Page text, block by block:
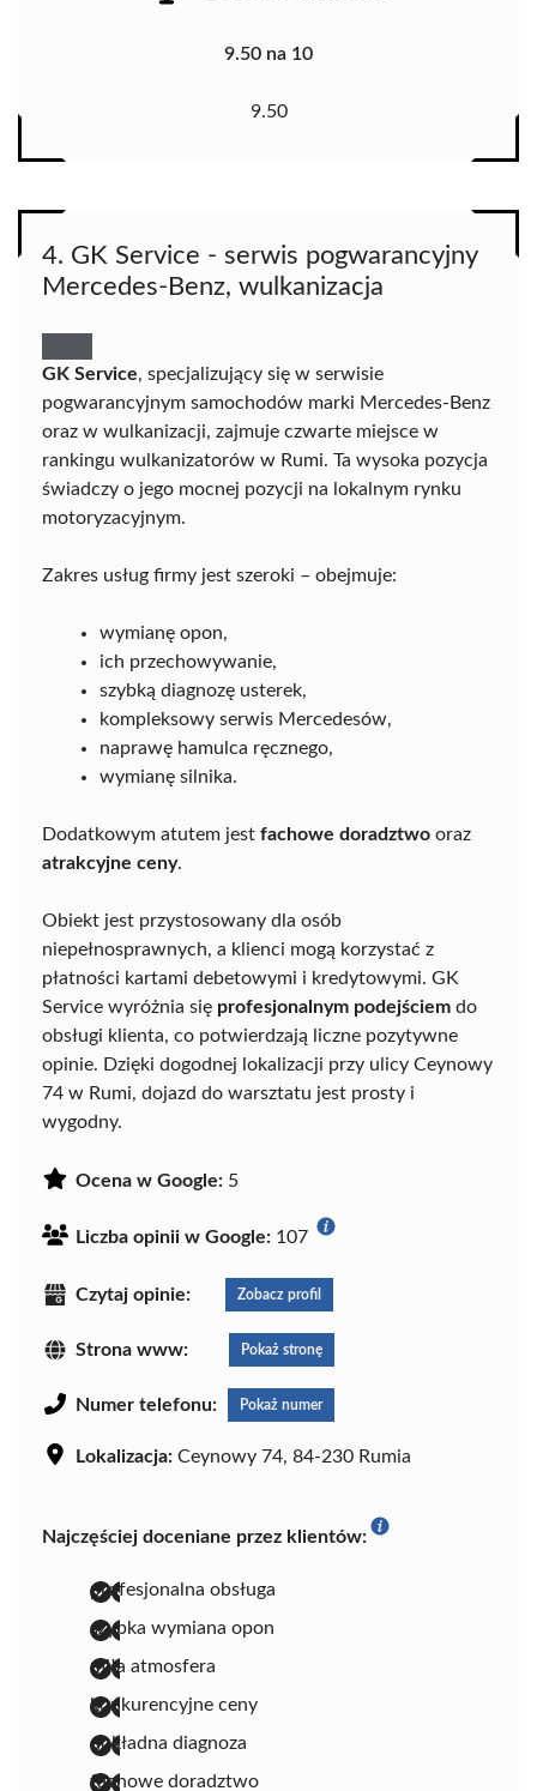
9.50 na 10
9.50
4. GK Service - serwis pogwarancyjny
Mercedes-Benz, wulkanizacja
GK Service, specjalizujący się w serwisie
pogwarancyjnym samochodów marki Mercedes-Benz
oraz w wulkanizacji, zajmuje czwarte miejsce w
rankingu wulkanizatorów w Rumi. Ta wysoka pozycja
świadczy o jego mocnej pozycji na lokalnym rynku
motoryzacyjnym.
Zakres usług firmy jest szeroki – obejmuje:
wymianę opon,
ich przechowywanie,
szybką diagnozę usterek,
kompleksowy serwis Mercedesów,
naprawę hamulca ręcznego,
wymianę silnika.
Dodatkowym atutem jest fachowe doradztwo oraz
atrakcyjne ceny.
Obiekt jest przystosowany dla osób
niepełnosprawnych, a klienci mogą korzystać z
płatności kartami debetowymi i kredytowymi. GK
Service wyróżnia się profesjonalnym podejściem do
obsługi klienta, co potwierdzają liczne pozytywne
opinie. Dzięki dogodnej lokalizacji przy ulicy Ceynowy
74 w Rumi, dojazd do warsztatu jest prosty i
wygodny.
Ocena w Google: 5
Liczba opinii w Google: 107
Czytaj opinie: Zobacz profil
Strona www: Pokaż stronę
Numer telefonu: Pokaż numer
Lokalizacja: Ceynowy 74, 84-230 Rumia
Najczęściej doceniane przez klientów:
profesjonalna obsługa
szybka wymiana opon
miła atmosfera
konkurencyjne ceny
dokładna diagnoza
fachowe doradztwo